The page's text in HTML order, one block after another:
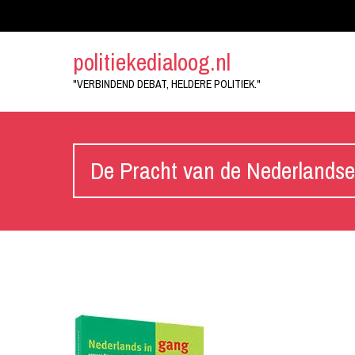
politiekedialoog.nl
"VERBINDEND DEBAT, HELDERE POLITIEK."
De Pracht van de